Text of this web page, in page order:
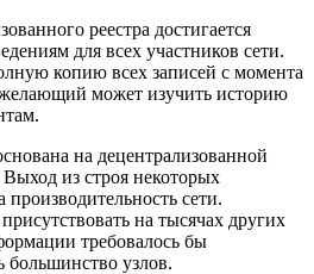
реестра достигается
для всех участников сети.
копию всех записей с момента
может изучить историю
на децентрализованной
из строя некоторых
сети.
на тысячах других
требовалось бы
большинство узлов.